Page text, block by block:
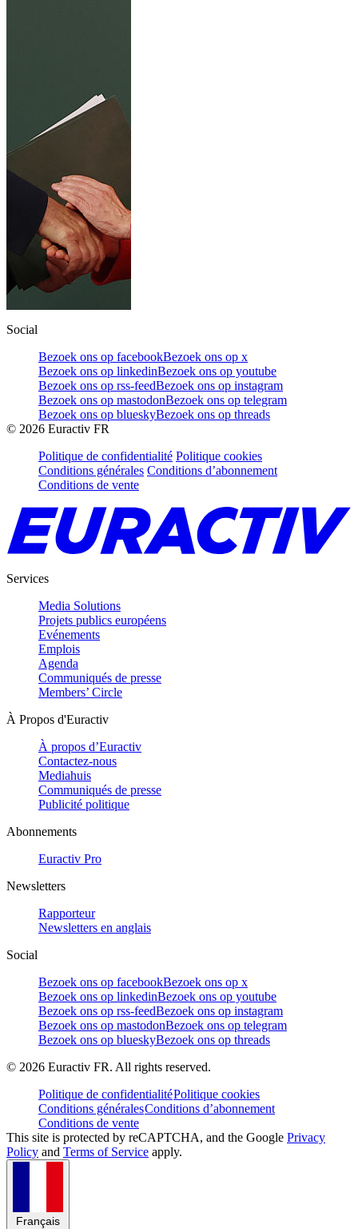
Social
Bezoek ons op facebookBezoek ons op x
Bezoek ons op linkedinBezoek ons op youtube
Bezoek ons op rss-feedBezoek ons op instagram
Bezoek ons op mastodonBezoek ons op telegram
Bezoek ons op blueskyBezoek ons op threads
© 2026 Euractiv FR
Politique de confidentialité Politique cookies
Conditions générales Conditions d’abonnement
Conditions de vente
Services
Media Solutions
Projets publics européens
Evénements
Emplois
Agenda
Communiqués de presse
Members’ Circle
À Propos d'Euractiv
À propos d’Euractiv
Contactez-nous
Mediahuis
Communiqués de presse
Publicité politique
Abonnements
Euractiv Pro
Newsletters
Rapporteur
Newsletters en anglais
Social
Bezoek ons op facebookBezoek ons op x
Bezoek ons op linkedinBezoek ons op youtube
Bezoek ons op rss-feedBezoek ons op instagram
Bezoek ons op mastodonBezoek ons op telegram
Bezoek ons op blueskyBezoek ons op threads
© 2026 Euractiv FR. All rights reserved.
Politique de confidentialitéPolitique cookies
Conditions généralesConditions d’abonnement
Conditions de vente
This site is protected by reCAPTCHA, and the Google Privacy
Policy and Terms of Service apply.
Français